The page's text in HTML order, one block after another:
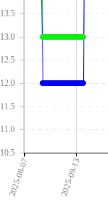
2025-08-07 2025-09-13
10.5
11.0
11.5
12.0
12.5
13.0
13.5